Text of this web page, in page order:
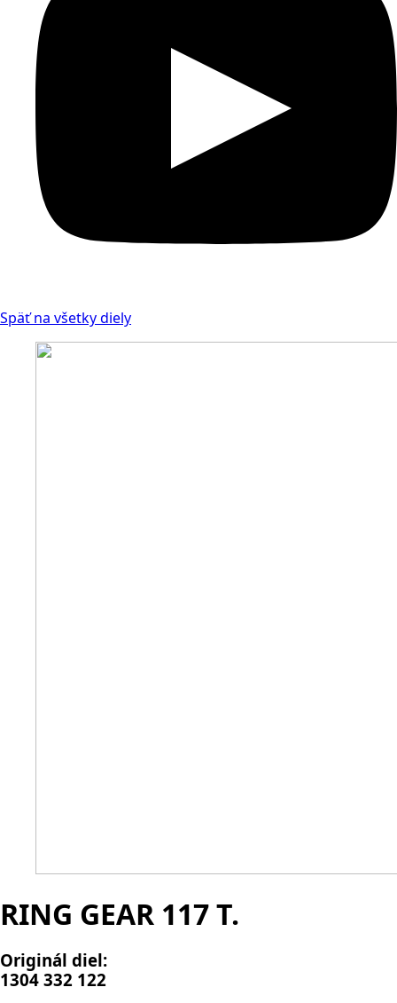
Späť na všetky diely
RING GEAR 117 T.
Originál diel:
1304 332 122